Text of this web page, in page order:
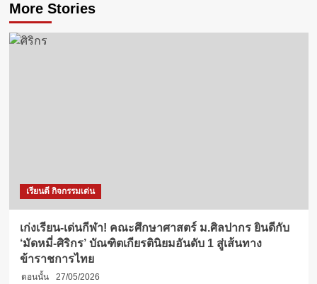
More Stories
เรียนดี กิจกรรมเด่น
เก่งเรียน-เด่นกีฬา! คณะศึกษาศาสตร์ ม.ศิลปากร ยินดีกับ
‘มัดหมี่-ศิริกร’ บัณฑิตเกียรตินิยมอันดับ 1 สู่เส้นทาง
ข้าราชการไทย
ตอนนั้น 27/05/2026